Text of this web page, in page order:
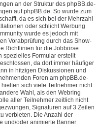
an der Struktur des phpBB.de-
auf phpBB.de. So wurde zum
da es sich bei der Mehrzahl
oder schlicht Werbung
wurde es jedoch mit
Vorabprüfung durch das Show-
Richtlinien für die Jobbörse.
spezielles Formular erstellt
da dort immer häufiger
in hitzigen Diskussionen und
Foren am phpBB.de-
sich viele Teilnehmer nicht
Wahl, als den Webring
aller Teilnehmer zeitlich nicht
Signaturen auf 3 Zeilen
verbieten. Die Anzahl der
und/oder animierte Banner